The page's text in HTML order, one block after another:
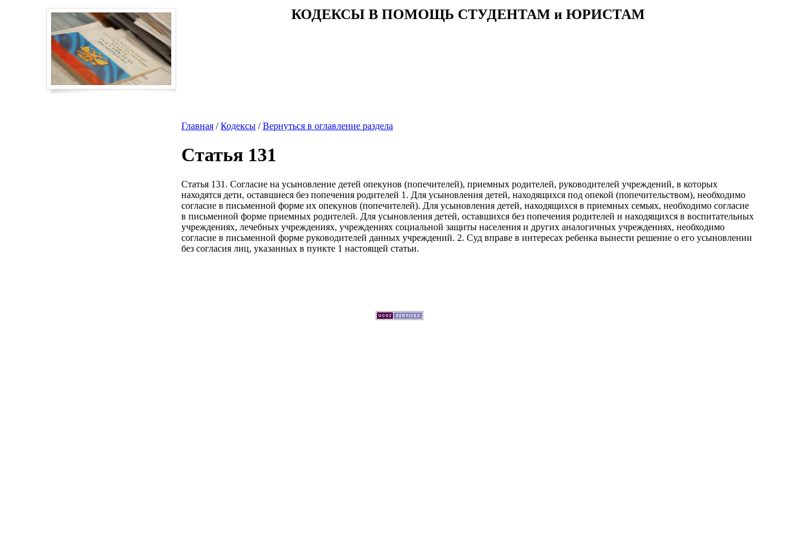
КОДЕКСЫ В ПОМОЩЬ СТУДЕНТАМ и ЮРИСТАМ
Главная /Кодексы /Вернуться в оглавление раздела
Статья 131
Статья 131. Согласие на усыновление детей опекунов (попечителей), приемных родителей, руководителей учреждений, в которых
находятся дети, оставшиеся без попечения родителей 1. Для усыновления детей, находящихся под опекой (попечительством), необходимо
согласие в письменной форме их опекунов (попечителей). Для усыновления детей, находящихся в приемных семьях, необходимо согласие
в письменной форме приемных родителей. Для усыновления детей, оставшихся без попечения родителей и находящихся в воспитательных
учреждениях, лечебных учреждениях, учреждениях социальной защиты населения и других аналогичных учреждениях, необходимо
согласие в письменной форме руководителей данных учреждений. 2. Суд вправе в интересах ребенка вынести решение о его усыновлении
без согласия лиц, указанных в пункте 1 настоящей статьи.